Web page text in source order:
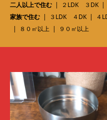
二人以上で住む
２LDK ３DK
家族で住む
３LDK ４DK ４
８０㎡以上
９０㎡以上